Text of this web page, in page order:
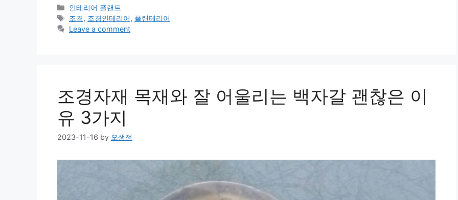
Categories
인테리어 플랜트
Tags
조경, 조경인테리어, 플랜테리어
Leave a comment
조경자재 목재와 잘 어울리는 백자갈 괜찮은 이
유 3가지
2023-11-16 by 오생정